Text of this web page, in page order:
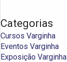
Categorias
Cursos Varginha
Eventos Varginha
Exposição Varginha